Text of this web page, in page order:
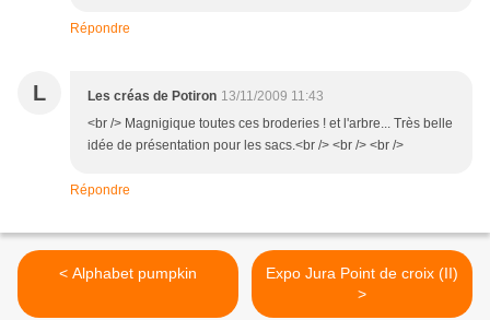
Répondre
L Les créas de Potiron 13/11/2009 11:43
<br /> Magnigique toutes ces broderies ! et l'arbre... Très belle
idée de présentation pour les sacs.<br /> <br /> <br />
Répondre
< Alphabet pumpkin
Expo Jura Point de croix (II)
>